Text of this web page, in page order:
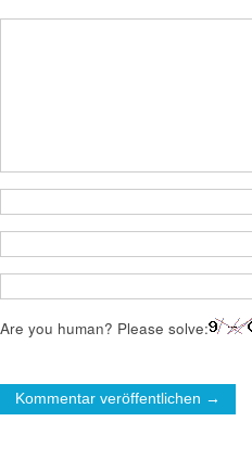
Are you human? Please solve: